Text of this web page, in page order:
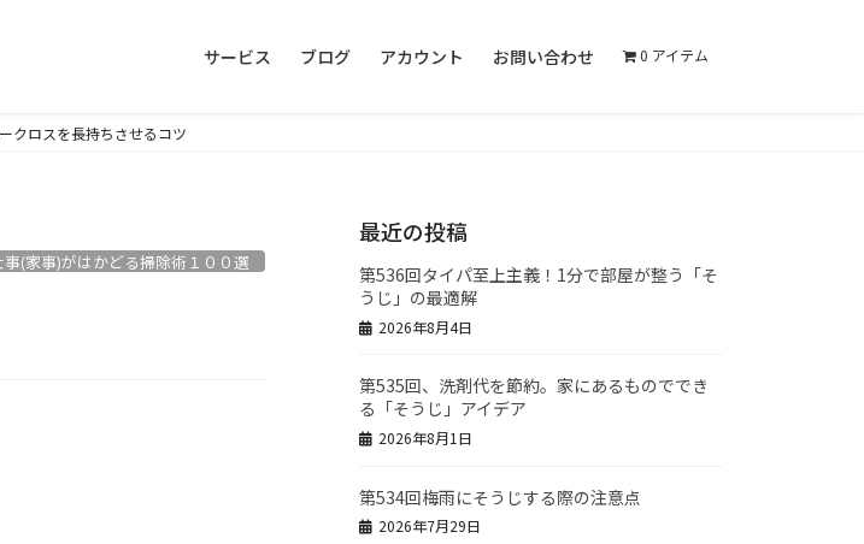
サービス ブログ アカウント お問い合わせ 0 アイテム
クロスを長持ちさせるコツ
(家事)がはかどる掃除術１００選
最近の投稿
第536回タイパ至上主義！1分で部屋が整う「そ
うじ」の最適解
2026年8月4日
第535回、洗剤代を節約。家にあるものででき
る「そうじ」アイデア
2026年8月1日
第534回梅雨にそうじする際の注意点
2026年7月29日